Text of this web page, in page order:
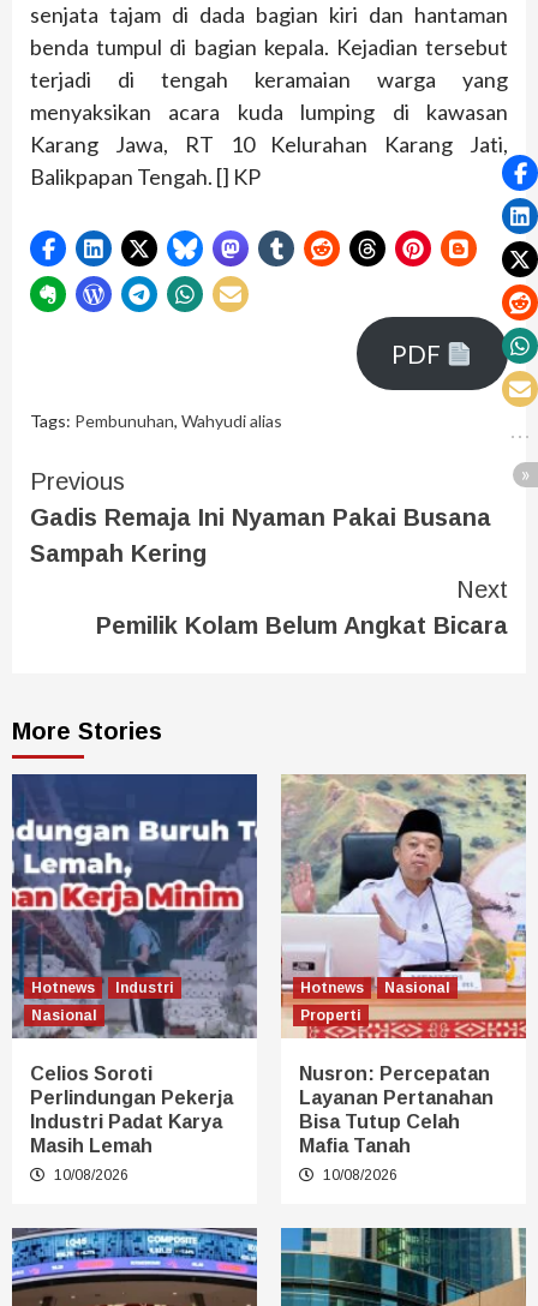
senjata tajam di dada bagian kiri dan hantaman
benda tumpul di bagian kepala. Kejadian tersebut
terjadi di tengah keramaian warga yang
menyaksikan acara kuda lumping di kawasan
Karang Jawa, RT 10 Kelurahan Karang Jati,
Balikpapan Tengah. [] KP
PDF
Tags: Pembunuhan, Wahyudi alias
Previous
Gadis Remaja Ini Nyaman Pakai Busana
Sampah Kering
Next
Pemilik Kolam Belum Angkat Bicara
More Stories
Hotnews
Industri
Nasional
Celios Soroti
Perlindungan Pekerja
Industri Padat Karya
Masih Lemah
10/08/2026
Hotnews
Nasional
Properti
Nusron: Percepatan
Layanan Pertanahan
Bisa Tutup Celah
Mafia Tanah
10/08/2026